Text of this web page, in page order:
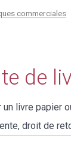
commerciales
de
livre papier
droit de